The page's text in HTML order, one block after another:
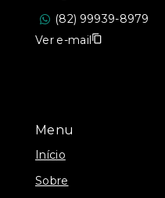
Menu
Início
Sobre
(82) 99939-8979
Ver e-mail